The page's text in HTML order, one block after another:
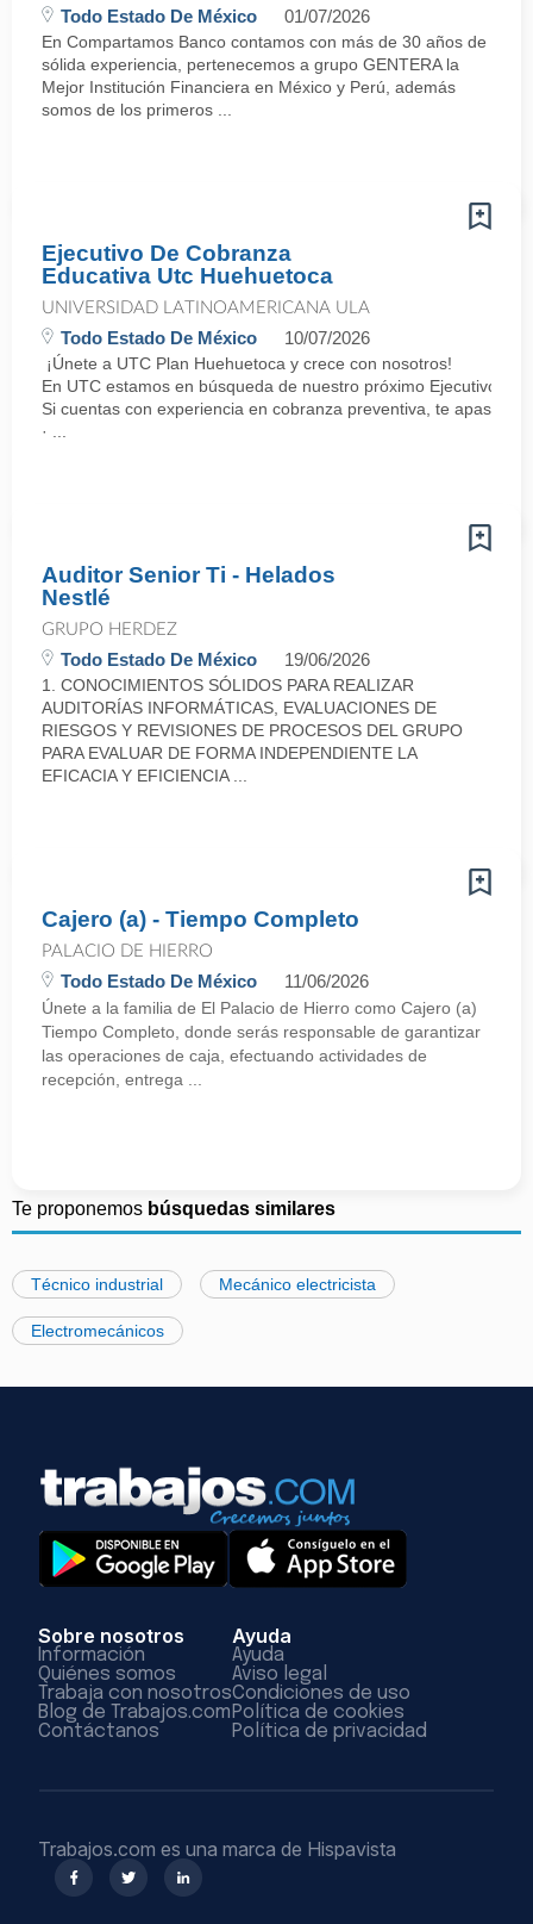
Todo Estado De México 01/07/2026
En Compartamos Banco contamos con más de 30 años de
sólida experiencia, pertenecemos a grupo GENTERA la
Mejor Institución Financiera en México y Perú, además
somos de los primeros ...
Ejecutivo De Cobranza
Educativa Utc Huehuetoca
UNIVERSIDAD LATINOAMERICANA ULA
Todo Estado De México 10/07/2026
¡Únete a UTC Plan Huehuetoca y crece con nosotros!
En UTC estamos en búsqueda de nuestro próximo Ejecutivo
Si cuentas con experiencia en cobranza preventiva, te
· ...
Auditor Senior Ti - Helados
Nestlé
GRUPO HERDEZ
Todo Estado De México 19/06/2026
1. CONOCIMIENTOS SÓLIDOS PARA REALIZAR
AUDITORÍAS INFORMÁTICAS, EVALUACIONES DE
RIESGOS Y REVISIONES DE PROCESOS DEL GRUPO
PARA EVALUAR DE FORMA INDEPENDIENTE LA
EFICACIA Y EFICIENCIA ...
Cajero (a) - Tiempo Completo
PALACIO DE HIERRO
Todo Estado De México 11/06/2026
Únete a la familia de El Palacio de Hierro como Cajero (a)
Tiempo Completo, donde serás responsable de garantizar
las operaciones de caja, efectuando actividades de
recepción, entrega ...
Te proponemos búsquedas similares
Técnico industrial Mecánico electricista
Electromecánicos
Sobre nosotros
Información
Quiénes somos
Trabaja con nosotros
Blog de Trabajos.com
Contáctanos
Ayuda
Ayuda
Aviso legal
Condiciones de uso
Política de cookies
Política de privacidad
Trabajos.com es una marca de Hispavista